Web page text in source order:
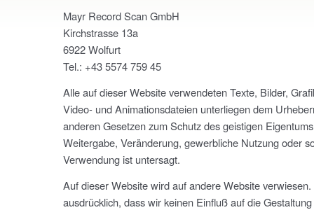
Mayr Record Scan GmbH
Kirchstrasse 13a
6922 Wolfurt
Tel.: +43 5574 759 45
Alle auf dieser Website verwendeten Texte, Bilder,
Video- und Animationsdateien unterliegen dem
anderen Gesetzen zum Schutz des geistigen
Weitergabe, Veränderung, gewerbliche Nutzung oder
Verwendung ist untersagt.
Auf dieser Website wird auf andere Website
ausdrücklich, dass wir keinen Einfluß auf die